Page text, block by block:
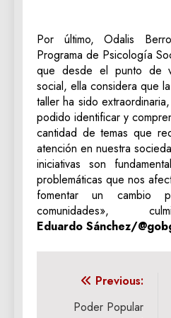
Por último, Odalis
Programa de Psicología
que desde el punto de
social, ella considera que
taller ha sido
podido identificar y
cantidad de temas que
atención en nuestra
iniciativas son
problemáticas que nos
fomentar un cambio
comunidades»,
Eduardo Sánchez/
Navegación
Previous:
Poder Popular